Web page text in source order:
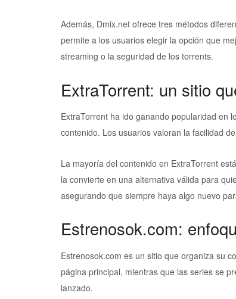
Además, Dmix.net ofrece tres métodos
permite a los usuarios elegir la opción que
streaming o la seguridad de los torrents.
ExtraTorrent: un sitio
ExtraTorrent ha ido ganando popularidad en
contenido. Los usuarios valoran la facilidad
La mayoría del contenido en ExtraTorrent
la convierte en una alternativa válida para
asegurando que siempre haya algo nuevo
Estrenosok.com:
Estrenosok.com es un sitio que organiza su
página principal, mientras que las series se
lanzado.